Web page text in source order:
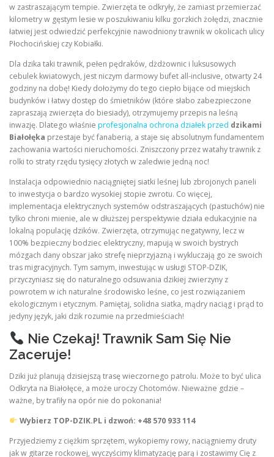
w zastraszającym tempie. Zwierzęta te odkryły, że zamiast przemierzać
kilometry w gęstym lesie w poszukiwaniu kilku gorzkich żołędzi, znacznie
łatwiej jest odwiedzić perfekcyjnie nawodniony trawnik w okolicach ulicy
Płochocińskiej czy Kobiałki.
Dla dzika taki trawnik, pełen pędraków, dżdżownic i luksusowych
cebulek kwiatowych, jest niczym darmowy bufet all-inclusive, otwarty 24
godziny na dobę! Kiedy dołożymy do tego ciepło bijące od miejskich
budynków i łatwy dostęp do śmietników (które słabo zabezpieczone
zapraszają zwierzęta do biesiady), otrzymujemy przepis na leśną
inwazję. Dlatego właśnie profesjonalna ochrona działek przed dzikami
Białołęka przestaje być fanaberią, a staje się absolutnym fundamentem
zachowania wartości nieruchomości. Zniszczony przez watahy trawnik z
rolki to straty rzędu tysięcy złotych w zaledwie jedną noc!
Instalacja odpowiednio naciągniętej siatki leśnej lub zbrojonych paneli
to inwestycja o bardzo wysokiej stopie zwrotu. Co więcej,
implementacja elektrycznych systemów odstraszających (pastuchów) nie
tylko chroni mienie, ale w dłuższej perspektywie działa edukacyjnie na
lokalną populację dzików. Zwierzęta, otrzymując negatywny, lecz w
100% bezpieczny bodziec elektryczny, mapują w swoich bystrych
mózgach dany obszar jako strefę nieprzyjazną i wykluczają go ze swoich
tras migracyjnych. Tym samym, inwestując w usługi STOP-DZIK,
przyczyniasz się do naturalnego odsuwania dzikiej zwierzyny z
powrotem w ich naturalne środowisko leśne, co jest rozwiązaniem
ekologicznym i etycznym. Pamiętaj, solidna siatka, mądry naciąg i prąd to
jedyny język, jaki dzik rozumie na przedmieściach!
Nie Czekaj! Trawnik Sam Się Nie
Zaceruje!
Dziki już planują dzisiejszą trasę wieczornego patrolu. Może to być ulica
Odkryta na Białołęce, a może uroczy Chotomów. Nieważne gdzie –
ważne, by trafiły na opór nie do pokonania!
Wybierz TOP-DZIK.PL i dzwoń: +48 570 933 114
Przyjedziemy z ciężkim sprzętem, wykopiemy rowy, naciągniemy druty
jak w gitarze rockowej, wyczyścimy klimatyzację parą i zostawimy Cię z